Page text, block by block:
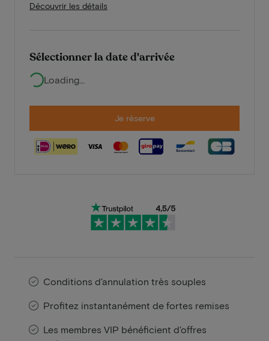
Découvrir les détails
Sélectionner la date d'arrivée
Loading...
Je réserve
Conditions d'annulation très souples
Profitez instantanément de fortes remises
Les membres VIP bénéficient d'offres